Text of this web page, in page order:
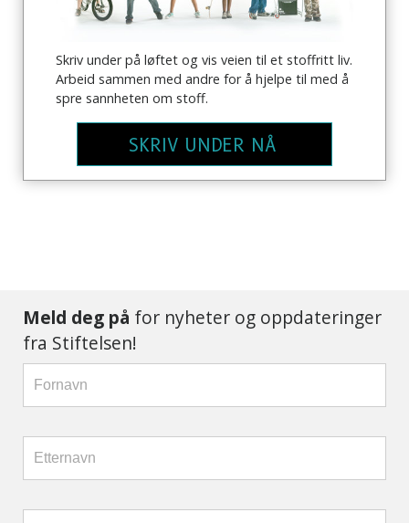
Skriv under på løftet og vis veien til et stoffritt liv.
Arbeid sammen med andre for å hjelpe til med å
spre sannheten om stoff.
SKRIV UNDER NÅ
Meld deg på for nyheter og oppdateringer
fra Stiftelsen!